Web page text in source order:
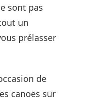
sont pas
un
prélasser
de
canoës sur